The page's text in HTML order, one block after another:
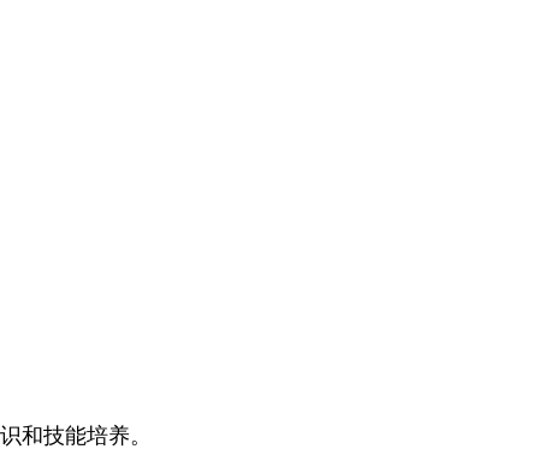
技能培养。